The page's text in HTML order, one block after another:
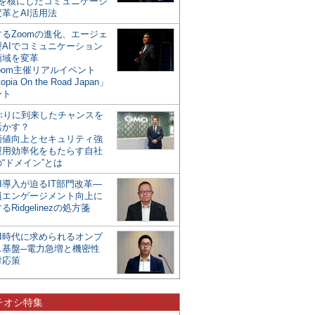
革とAI活用法
Zoomの進化、エージェ
でコミュニケーション
域を変革
主催リアルイベント
On the Road Japan」
りに到来したチャンスを
す？
値向上とセキュリティ強
効率化をもたらす自社
ドメイン”とは
導入が迫るIT部門改革―
ンゲージメント向上に
Ridgelinezの処方箋
代に求められるオンプ
基盤─電力急増と機密性
応策
オシ特集